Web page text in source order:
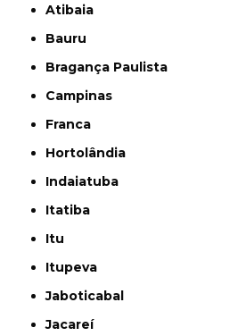
Atibaia
Bauru
Bragança Paulista
Campinas
Franca
Hortolândia
Indaiatuba
Itatiba
Itu
Itupeva
Jaboticabal
Jacareí